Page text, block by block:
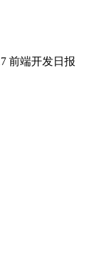
前端开发日报